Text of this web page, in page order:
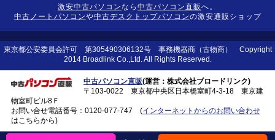
激安中古パソコンなら 中古パソコン直販へ。
中古ノートパソコンや中古デスクトップパソコンの激安通販ショップ
東京都公安委員会許可 第305490306132号 事務機器商（古物商） Copyright
2014 Broadlink Co.,Ltd. All Rights Reserved.
中古パソコン直販(運営：株式会社ブロードリンク)
〒103-0022 東京都中央区日本橋室町4-3-18 東京建
物室町ビル8Ｆ
お問い合せ電話番号： 0120-077-747 (インターネットからのお問い合わせ
はこちらから)